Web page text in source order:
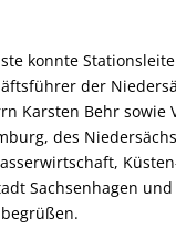
konnte
der
Karsten Behr sowie
des
Sachsenhagen